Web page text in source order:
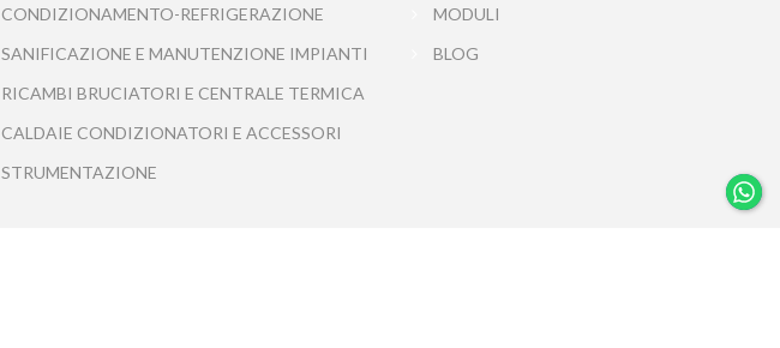
CONDIZIONAMENTO-REFRIGERAZIONE
SANIFICAZIONE E MANUTENZIONE IMPIANTI
RICAMBI BRUCIATORI E CENTRALE TERMICA
CALDAIE CONDIZIONATORI E ACCESSORI
STRUMENTAZIONE
MODULI
BLOG